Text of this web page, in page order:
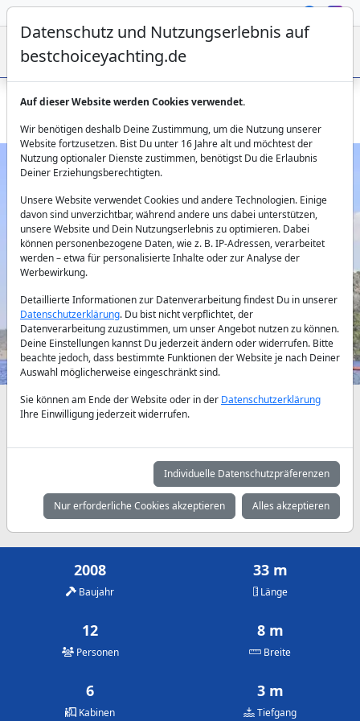
Türkische Gulet Berrak Su in Marmaris chartern
Previous Next
Verfügbarkeiten und Tagespreise nach Absprache
Mai Juni
3.000 €
Juli
3.500 €
August
3.500 €
September
3.000 €
Oktober
2.500 €
2008
Baujahr
33 m
Länge
12
Personen
8 m
Breite
6
Kabinen
3 m
Tiefgang
Datenschutz und Nutzungserlebnis auf
bestchoiceyachting.de
Auf dieser Website werden Cookies verwendet.
Wir benötigen deshalb Deine Zustimmung, um die Nutzung unserer
Website fortzusetzen. Bist Du unter 16 Jahre alt und möchtest der
Nutzung optionaler Dienste zustimmen, benötigst Du die Erlaubnis
Deiner Erziehungsberechtigten.
Unsere Website verwendet Cookies und andere Technologien. Einige
davon sind unverzichtbar, während andere uns dabei unterstützen,
unsere Website und Dein Nutzungserlebnis zu optimieren. Dabei
können personenbezogene Daten, wie z. B. IP-Adressen, verarbeitet
werden – etwa für personalisierte Inhalte oder zur Analyse der
Werbewirkung.
Detaillierte Informationen zur Datenverarbeitung findest Du in unserer
Datenschutzerklärung. Du bist nicht verpflichtet, der
Datenverarbeitung zuzustimmen, um unser Angebot nutzen zu können.
Deine Einstellungen kannst Du jederzeit ändern oder widerrufen. Bitte
beachte jedoch, dass bestimmte Funktionen der Website je nach Deiner
Auswahl möglicherweise eingeschränkt sind.
Sie können am Ende der Website oder in der Datenschutzerklärung
Ihre Einwilligung jederzeit widerrufen.
Individuelle Datenschutzpräferenzen
Nur erforderliche Cookies akzeptieren Alles akzeptieren